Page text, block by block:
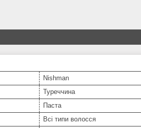
Nishman
Туреччина
Паста
Всі типи волосся